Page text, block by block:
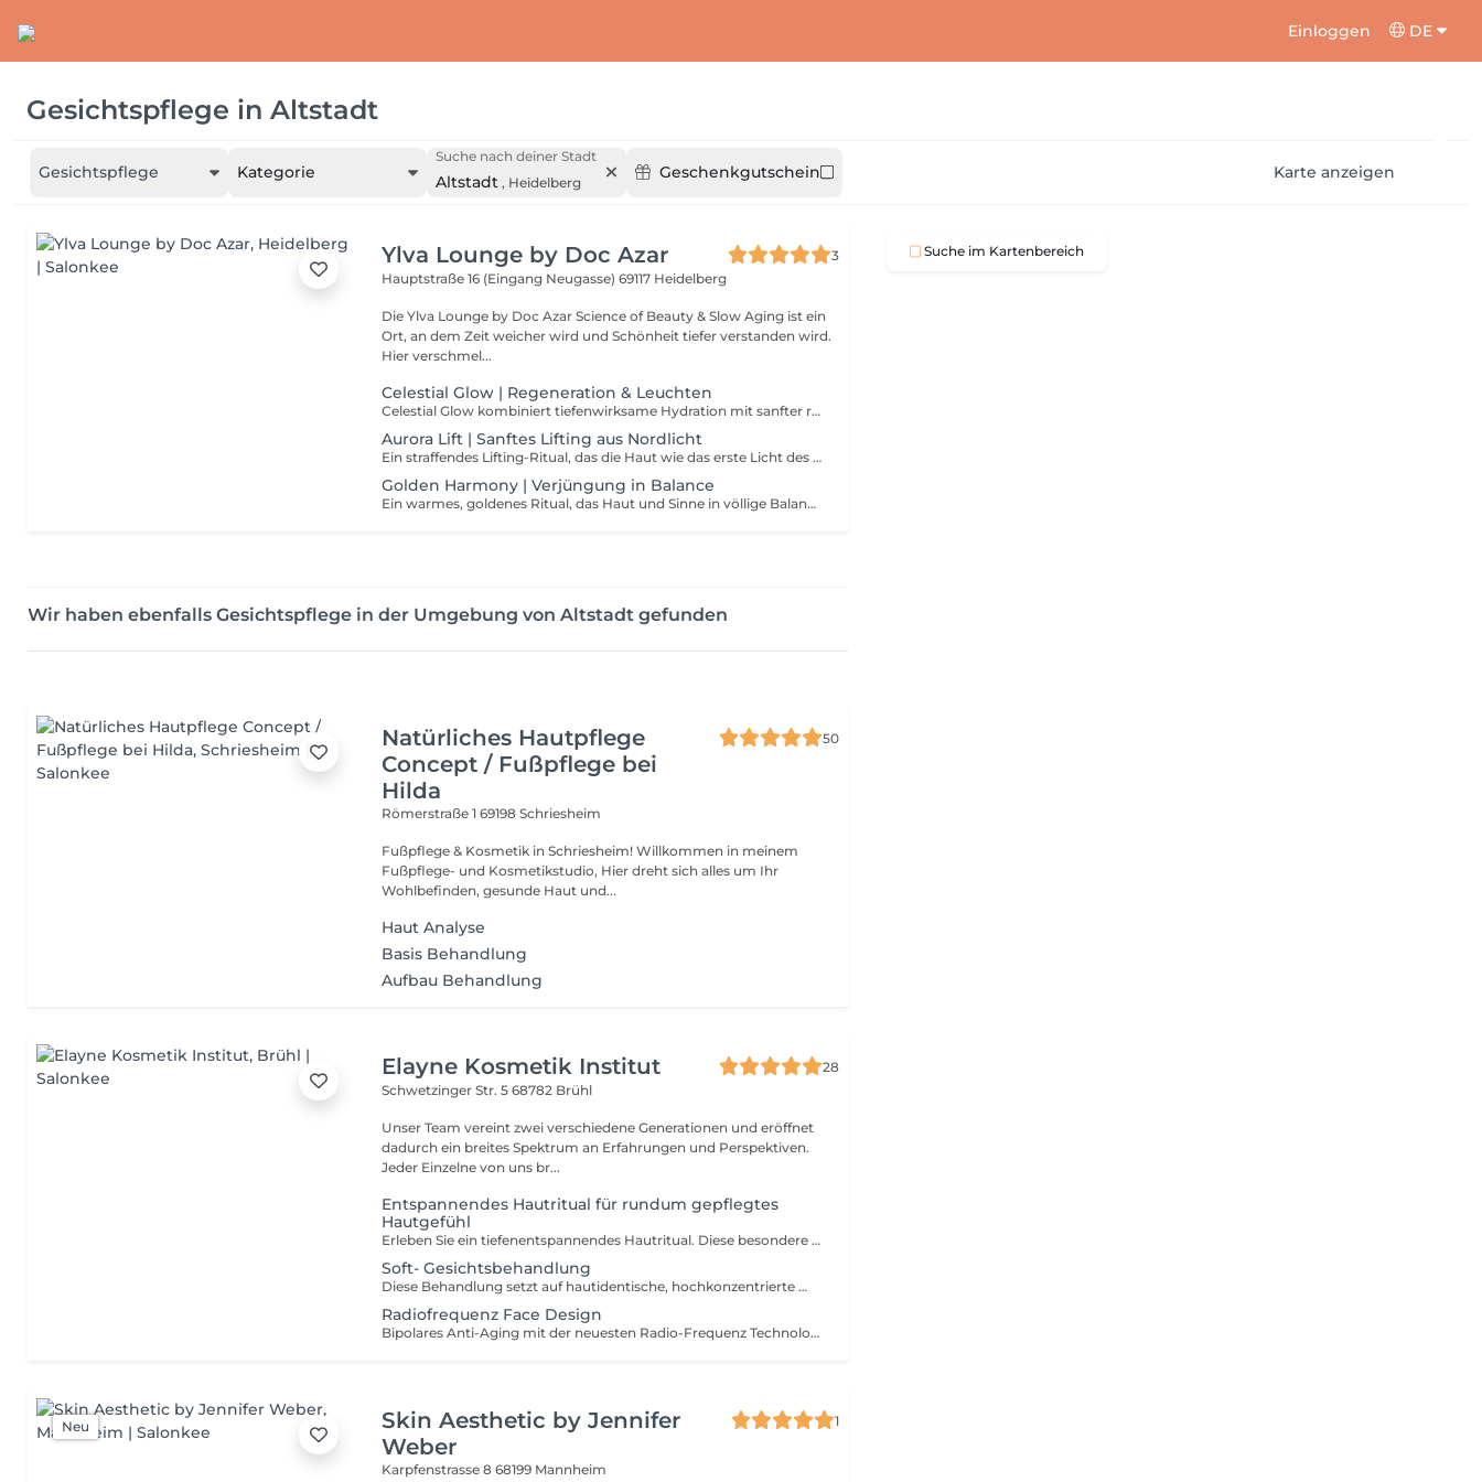
Einloggen DE
Gesichtspflege in Altstadt
Gesichtspflege Kategorie
Suche nach deiner Stadt
Altstadt , Heidelberg
Geschenkgutschein Karte anzeigen
Ylva Lounge by Doc Azar
3
Hauptstraße 16 (Eingang Neugasse)69117 Heidelberg
Die Ylva Lounge by Doc Azar Science of Beauty & Slow Aging ist ein
Ort, an dem Zeit weicher wird und Schönheit tiefer verstanden wird.
Hier verschmel...
Celestial Glow | Regeneration & Leuchten
Celestial Glow kombiniert tiefenwirksame Hydration mit sanfter revitalisierender Technologie. Für eine sichtbar glatte, strahlende und gleichmäßige Hauttexture
Aurora Lift | Sanftes Lifting aus Nordlicht
Ein straffendes Lifting-Ritual, das die Haut wie das erste Licht des Morgens neu erwachen lässt. Für definierte Konturen, spürbare Festigkeit und einen leuchtenden, jugendlichen Ausdruck.
Golden Harmony | Verjüngung in Balance
Ein warmes, goldenes Ritual, das Haut und Sinne in völlige Balance bringt. Für tiefenwirksame Regeneration, seidige Glätte und harmonische Ausstrahlung.
Wir haben ebenfalls Gesichtspflege in der Umgebung von Altstadt gefunden
Natürliches Hautpflege
Concept / Fußpflege bei
Hilda
50
Römerstraße 169198 Schriesheim
Fußpflege & Kosmetik in Schriesheim! Willkommen in meinem
Fußpflege- und Kosmetikstudio, Hier dreht sich alles um Ihr
Wohlbefinden, gesunde Haut und...
Haut Analyse
Basis Behandlung
Aufbau Behandlung
Elayne Kosmetik Institut
28
Schwetzinger Str. 568782 Brühl
Unser Team vereint zwei verschiedene Generationen und eröffnet
dadurch ein breites Spektrum an Erfahrungen und Perspektiven.
Jeder Einzelne von uns br...
Entspannendes Hautritual für rundum gepflegtes
Hautgefühl
Erleben Sie ein tiefenentspannendes Hautritual. Diese besondere Behandlung kombiniert sanfte Pflegetechniken mit hochwertigen Wirkstoffen, die Ihre Haut beruhigen, nähren und zugleich zum Strahlen bringen. Feine Massagegriffe fördern die Durchblutung, während ausgewählte Pflegeprodukte Feuchtigkeit spenden und die Hautbarriere stärken. Ihr Verwöhnmoment beinhaltet: sanfte Reinigung für eine klare, feinere Hautstruktur wohltuende Massage für pure Entspannung intensiv pflegende Maske für ein geschmeidiges Hautgefühl abschließende Pflege für natürlichen Glow Gönnen Sie sich eine Auszeit, die Ihre Haut verwöhnt und Ihr Wohlbefinden steigert. Ein Ritual, das Sie rundum gepflegt, ausgeglichen und strahlend zurücklässt. Der angegebene Preis ist der Ausgangspreis. Eine mögliche Differenz zwischen Ausgangspreis und tatsächlichen Kosten wird im Salon beglichen.
Soft- Gesichtsbehandlung
Diese Behandlung setzt auf hautidentische, hochkonzentrierte Wirkstoffe, die auch für Allergiker hervorragend geeignet sind. Sie beruhigen die Haut, spenden intensive Feuchtigkeit und sorgen für ein sichtbar verbessertes Hautgefühl.
Radiofrequenz Face Design
Bipolares Anti-Aging mit der neuesten Radio-Frequenz Technologie für straffere Konturen und ein außergewöhnliches, wohltuendes Lifting-Erlebnis. Die Wärme moduliert das hauteigene Collagen, wodurch die Haut praller und sichtbar nach oben geliftet wird.
Neu
Skin Aesthetic by Jennifer
Weber
1
Karpfenstrasse 868199 Mannheim
Suche im Kartenbereich